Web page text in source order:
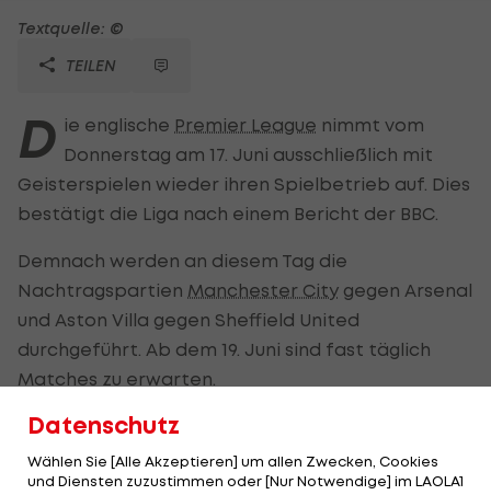
Textquelle: ©
TEILEN
D ie englische Premier League nimmt vom
Donnerstag am 17. Juni ausschließlich mit
Geisterspielen wieder ihren Spielbetrieb auf. Dies
bestätigt die Liga nach einem Bericht der BBC.
Demnach werden an diesem Tag die
Nachtragspartien Manchester City gegen Arsenal
und Aston Villa gegen Sheffield United
durchgeführt. Ab dem 19. Juni sind fast täglich
Matches zu erwarten.
Außerdem kommt es zu einem Novum: Die BBC
überträgt erstmals überhaupt Premier-League-
Spiele live, sie hat die Rechte für vier Partien.
Datenschutz
Wählen Sie [Alle Akzeptieren] um allen Zwecken, Cookies
und Diensten zuzustimmen oder [Nur Notwendige] im LAOLA1